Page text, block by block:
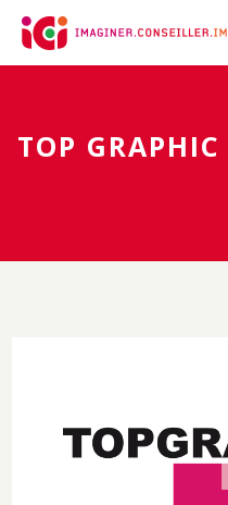
TOP GRAPHIC
Panneau de gestion des cookies